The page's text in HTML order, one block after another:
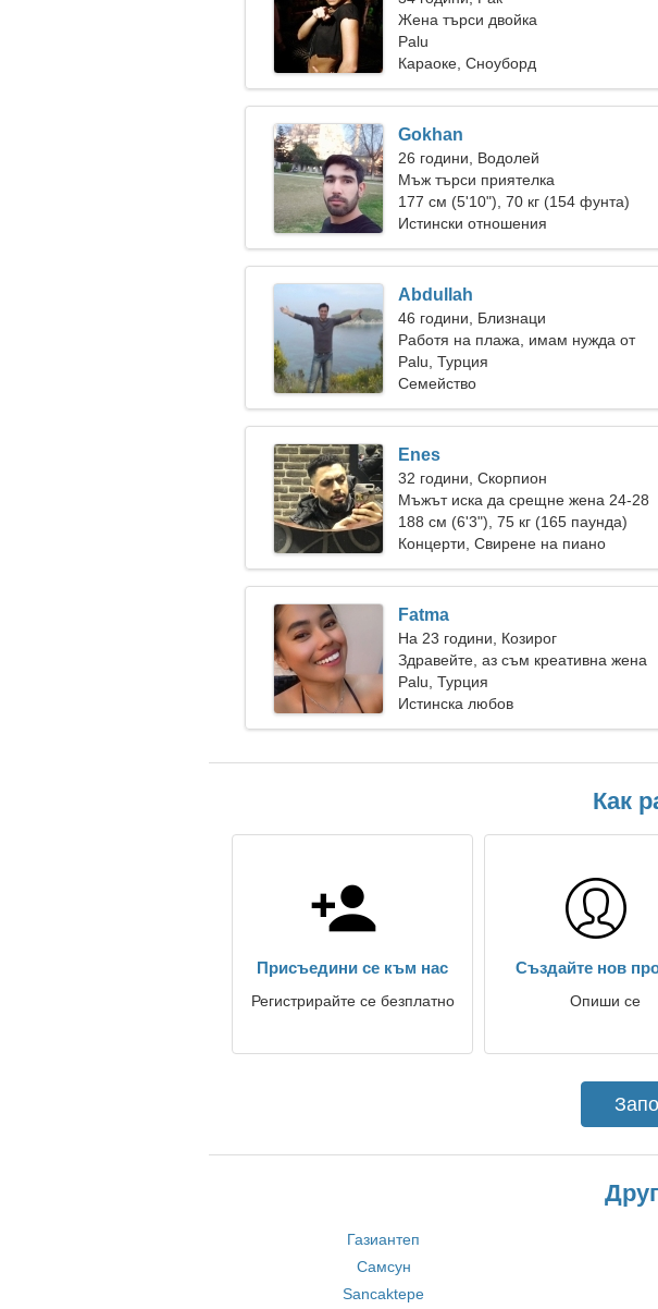
Жена търси двойка
Palu
Караоке, Сноуборд
Gokhan
26 години, Водолей
Мъж търси приятелка
177 см (5'10"), 70 кг (154 фунта)
Истински отношения
Abdullah
46 години, Близнаци
Работя на плажа, имам нужда от
мечтателна жена
Palu, Турция
Семейство
Enes
32 години, Скорпион
Мъжът иска да срещне жена 24-28
188 см (6'3"), 75 кг (165 паунда)
Концерти, Свирене на пиано
Fatma
На 23 години, Козирог
Здравейте, аз съм креативна жена
Palu, Турция
Истинска любов
Как
Присъедини се към нас
Регистрирайте се безплатно
Създайте нов
Опиши се
Газиантеп
Самсун
Sancaktepe